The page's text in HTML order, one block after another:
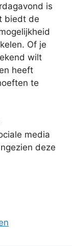
is
biedt de
Of je
wilt
heeft
te
media
deze